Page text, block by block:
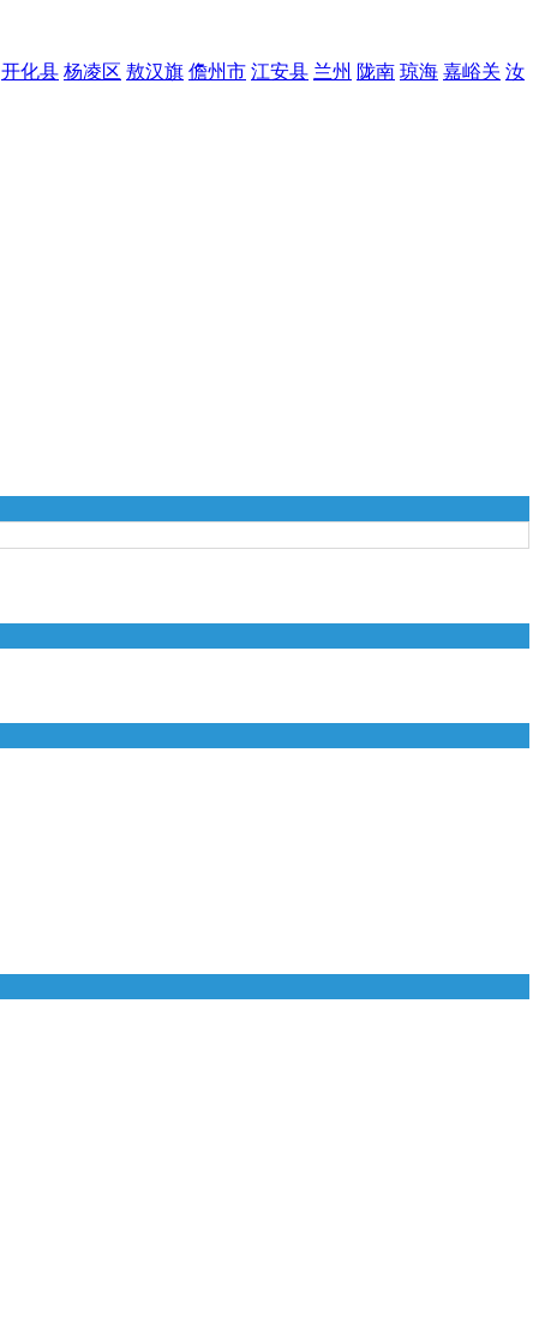
开化县 杨凌区 敖汉旗 儋州市 江安县 兰州 陇南 琼海 嘉峪关 汝